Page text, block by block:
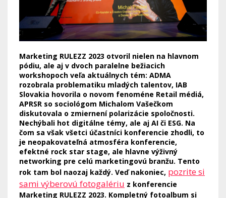
Marketing RULEZZ 2023 otvoril nielen na hlavnom
pódiu, ale aj v dvoch paralelne bežiacich
workshopoch veľa aktuálnych tém: ADMA
rozobrala problematiku mladých talentov, IAB
Slovakia hovorila o novom fenoméne Retail médiá,
APRSR so sociológom Michalom Vašečkom
diskutovala o zmiernení polarizácie spoločnosti.
Nechýbali hot digitálne témy, ale aj AI či ESG. Na
čom sa však všetci účastníci konferencie zhodli, to
je neopakovateľná atmosféra konferencie,
efektné rock star stage, ale hlavne výživný
networking pre celú marketingovú branžu. Tento
rok tam bol naozaj každý. Veď nakoniec, pozrite si
sami výberovú fotogalériu z konferencie
Marketing RULEZZ 2023. Kompletný fotoalbum si